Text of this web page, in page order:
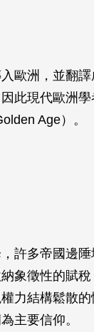
歐洲，並翻
此現代歐洲
Age）。
許多帝國邊
象徵性的賦
力結構鬆散
主要信仰。